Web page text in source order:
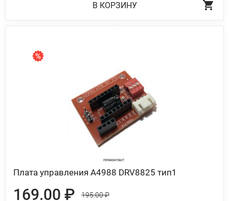
В КОРЗИНУ
Плата управления A4988 DRV8825 тип1
169.00 ₽ 195.00 ₽